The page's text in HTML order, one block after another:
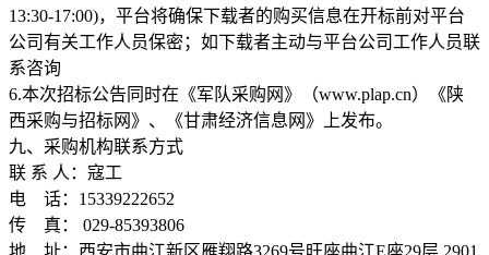
13:30-17:00)，平台将确保下载者的购买信息在开标前对平台
公司有关工作人员保密；如下载者主动与平台公司工作人员联
系咨询
6.本次招标公告同时在《军队采购网》（www.plap.cn）《陕
西采购与招标网》、《甘肃经济信息网》上发布。
九、采购机构联系方式
联 系 人：寇工
电 话：15339222652
传 真： 029-85393806
地 址：西安市曲江新区雁翔路3269号旺座曲江E座29层 2901